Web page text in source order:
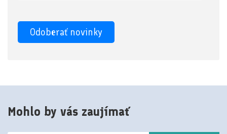
Mohlo by vás zaujímať